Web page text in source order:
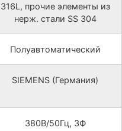
316L, прочие элементы из
нерж. стали SS 304
Полуавтоматический
SIEMENS (Германия)
380В/50Гц, 3Ф